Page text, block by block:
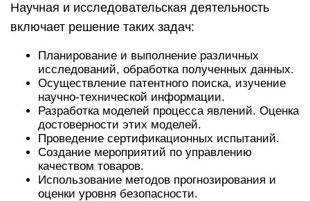
Научная и исследовательская деятельность
включает решение таких задач:
Планирование и выполнение различных
исследований, обработка полученных данных.
Осуществление патентного поиска, изучение
научно-технической информации.
Разработка моделей процесса явлений. Оценка
достоверности этих моделей.
Проведение сертификационных испытаний.
Создание мероприятий по управлению
качеством товаров.
Использование методов прогнозирования и
оценки уровня безопасности.